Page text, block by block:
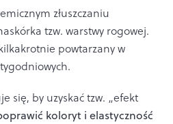
złuszczaniu
tzw. warstwy rogowej.
powtarzany w
się, by uzyskać tzw. „efekt
koloryt i elastyczność